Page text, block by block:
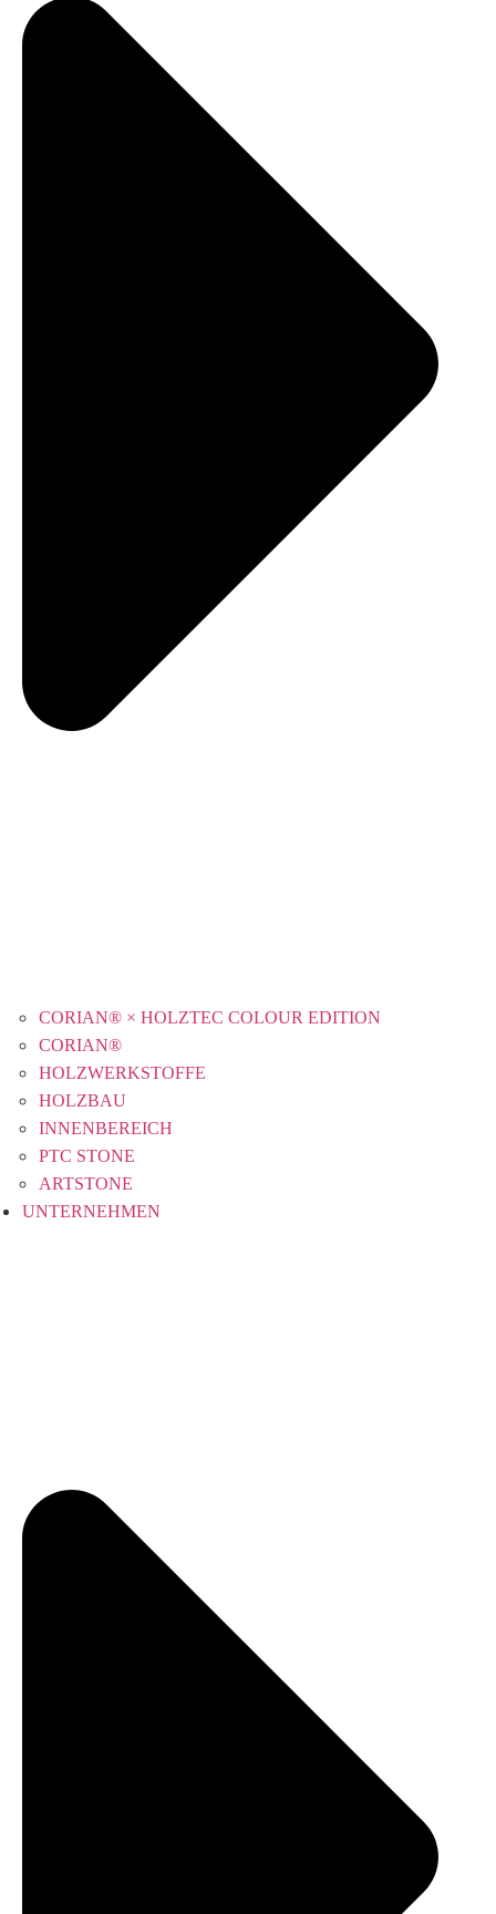
CORIAN® × HOLZTEC COLOUR EDITION
CORIAN®
HOLZWERKSTOFFE
HOLZBAU
INNENBEREICH
PTC STONE
ARTSTONE
UNTERNEHMEN